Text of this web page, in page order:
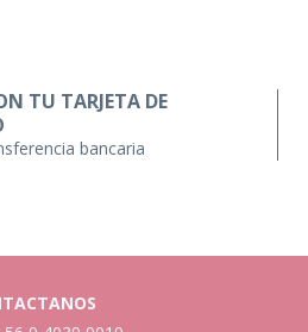
TU TARJETA DE
bancaria